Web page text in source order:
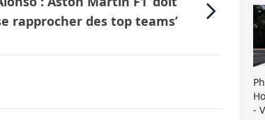
rapprocher des top teams’
-